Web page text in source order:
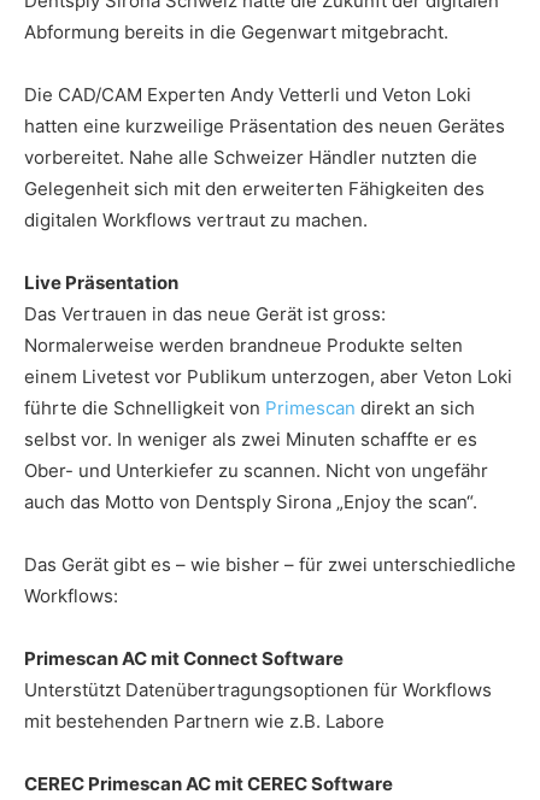
Abformung bereits in die Gegenwart mitgebracht.
Die CAD/CAM Experten Andy Vetterli und Veton Loki
hatten eine kurzweilige Präsentation des neuen Gerätes
vorbereitet. Nahe alle Schweizer Händler nutzten die
Gelegenheit sich mit den erweiterten Fähigkeiten des
digitalen Workflows vertraut zu machen.
Live Präsentation
Das Vertrauen in das neue Gerät ist gross:
Normalerweise werden brandneue Produkte selten
einem Livetest vor Publikum unterzogen, aber Veton Loki
führte die Schnelligkeit von Primescan direkt an sich
selbst vor. In weniger als zwei Minuten schaffte er es
Ober- und Unterkiefer zu scannen. Nicht von ungefähr
auch das Motto von Dentsply Sirona „Enjoy the scan“.
Das Gerät gibt es – wie bisher – für zwei unterschiedliche
Workflows:
Primescan AC mit Connect Software
Unterstützt Datenübertragungsoptionen für Workflows
mit bestehenden Partnern wie z.B. Labore
CEREC Primescan AC mit CEREC Software